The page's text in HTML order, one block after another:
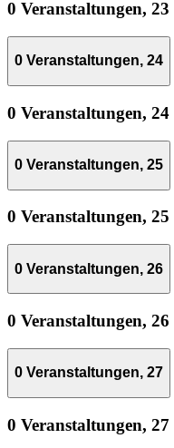
0 Veranstaltungen, 23
0 Veranstaltungen, 24
0 Veranstaltungen, 24
0 Veranstaltungen, 25
0 Veranstaltungen, 25
0 Veranstaltungen, 26
0 Veranstaltungen, 26
0 Veranstaltungen, 27
0 Veranstaltungen, 27